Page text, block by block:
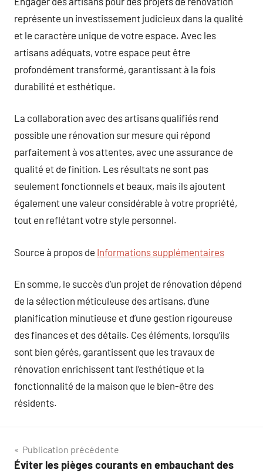
représente un investissement judicieux dans la qualité
et le caractère unique de votre espace. Avec les
artisans adéquats, votre espace peut être
profondément transformé, garantissant à la fois
durabilité et esthétique.
La collaboration avec des artisans qualifiés rend
possible une rénovation sur mesure qui répond
parfaitement à vos attentes, avec une assurance de
qualité et de finition. Les résultats ne sont pas
seulement fonctionnels et beaux, mais ils ajoutent
également une valeur considérable à votre propriété,
tout en reflétant votre style personnel.
Source à propos de Informations supplémentaires
En somme, le succès d’un projet de rénovation dépend
de la sélection méticuleuse des artisans, d’une
planification minutieuse et d’une gestion rigoureuse
des finances et des détails. Ces éléments, lorsqu’ils
sont bien gérés, garantissent que les travaux de
rénovation enrichissent tant l’esthétique et la
fonctionnalité de la maison que le bien-être des
résidents.
Navigation
Publication précédente
Éviter les pièges courants en embauchant des